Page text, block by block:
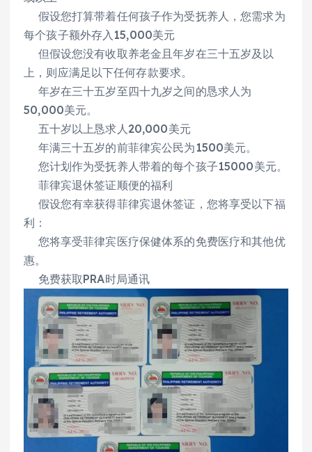
假设您打算带着任何孩子作为受抚养人，您需求为
每个孩子额外存入15,000美元
但假设您没有收取养老金且年岁在三十五岁及以
上，则应满足以下任何存款要求。
年岁在三十五岁至四十九岁之间的恳求人为
50,000美元。
五十岁以上恳求人20,000美元
年满三十五岁的前菲律宾公民为1500美元。
您计划作为受抚养人带着的每个孩子15000美元。
菲律宾退休签证顺便的福利
假设您有幸获得菲律宾退休签证，您将享受以下福
利：
您将享受菲律宾医疗保健体系的免费医疗和其他优
惠。
免费获取PRA时局通讯